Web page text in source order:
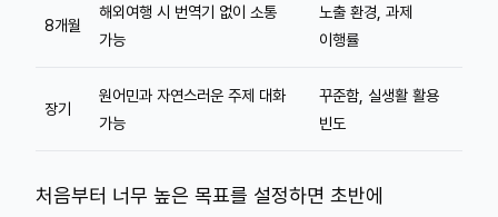
8개월
해외여행 시 번역기 없이 소통
가능
노출 환경, 과제
이행률
장기
원어민과 자연스러운 주제 대화
가능
꾸준함, 실생활 활용
빈도
처음부터 너무 높은 목표를 설정하면 초반에